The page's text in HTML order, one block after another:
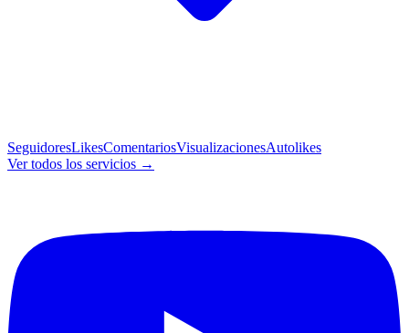
SeguidoresLikesComentariosVisualizacionesAutolikes
Ver todos los servicios →